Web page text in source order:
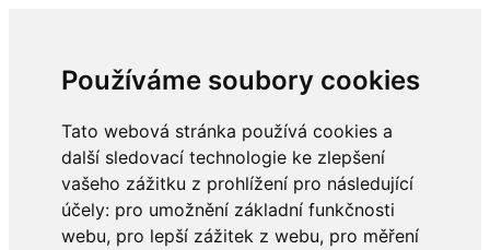
Používáme soubory cookies
Tato webová stránka používá cookies a
další sledovací technologie ke zlepšení
vašeho zážitku z prohlížení pro následující
účely: pro umožnění základní funkčnosti
webu, pro lepší zážitek z webu, pro měření